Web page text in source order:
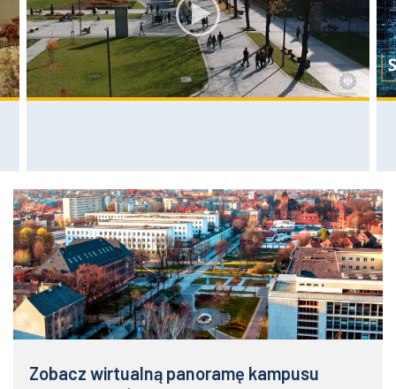
Zobacz wirtualną panoramę kampusu